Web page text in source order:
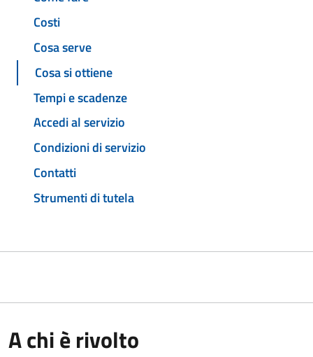
Costi
Cosa serve
Cosa si ottiene
Tempi e scadenze
Accedi al servizio
Condizioni di servizio
Contatti
Strumenti di tutela
A chi è rivolto